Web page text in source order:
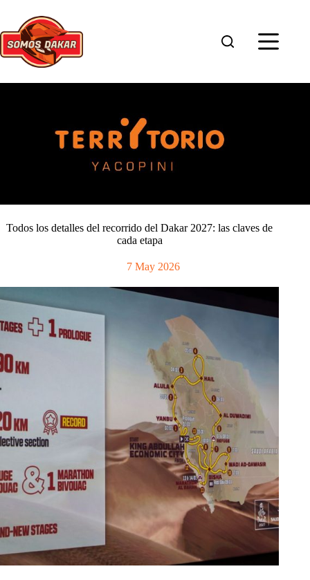
contenido
Todos los detalles del recorrido del Dakar 2027: las claves de
cada etapa
7 May 2026